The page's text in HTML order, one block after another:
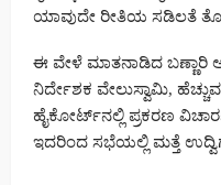
ಯಾವುದೇ ರೀತಿಯ ಸಡಿಲತೆ
ಈ ವೇಳೆ ಮಾತನಾಡಿದ ಬಣ್ಣಾರಿ
ನಿರ್ದೇಶಕ ವೇಲುಸ್ವಾಮಿ,
ಹೈಕೋರ್ಟ್‌ನಲ್ಲಿ ಪ್ರಕರಣ
ಇದರಿಂದ ಸಭೆಯಲ್ಲಿ ಮತ್ತೆ